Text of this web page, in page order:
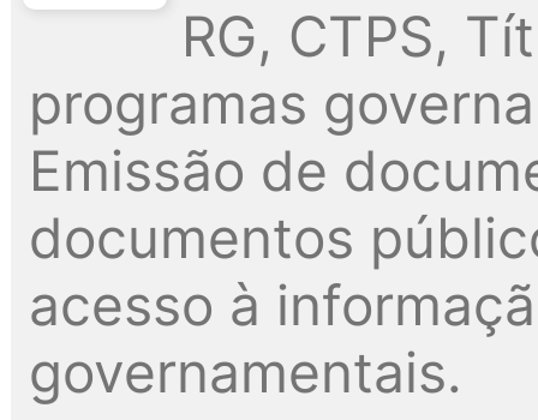
RG, CTPS,
programas
Emissão de
documentos
acesso à
governamentais.